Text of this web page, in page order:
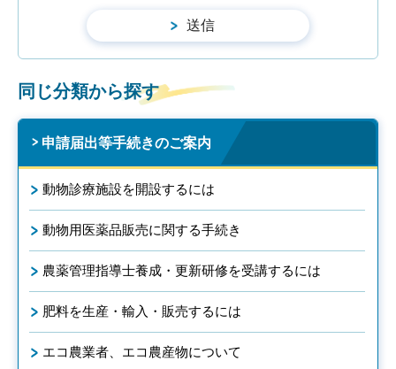
同じ分類から探す
申請届出等手続きのご案内
動物診療施設を開設するには
動物用医薬品販売に関する手続き
農薬管理指導士養成・更新研修を受講するには
肥料を生産・輸入・販売するには
エコ農業者、エコ農産物について